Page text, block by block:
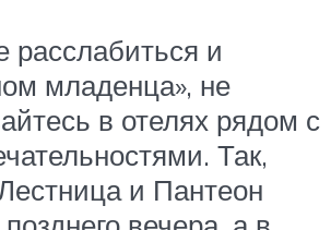
расслабиться и
младенца», не
в отелях рядом с
Так,
и Пантеон